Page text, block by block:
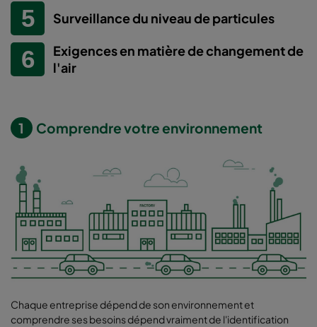
Surveillance du niveau de particules
Exigences en matière de changement de
l'air
1 Comprendre votre environnement
Chaque entreprise dépend de son environnement et
comprendre ses besoins dépend vraiment de l'identification